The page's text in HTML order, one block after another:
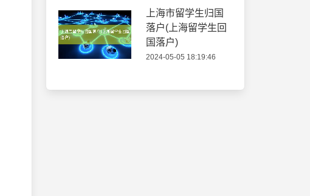
上海市留学生归国
落户(上海留学生回
国落户)
2024-05-05 18:19:46